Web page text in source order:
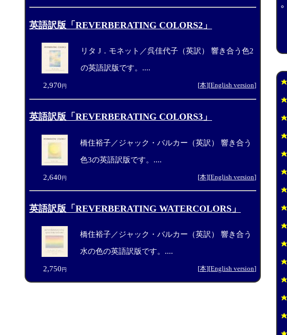
英語訳版「REVERBERATING COLORS2」
2,970円
リタ J．モネット／呉佳代子（英訳） 響き合う色2
の英語訳版です。....
[本][English version]
英語訳版「REVERBERATING COLORS3」
2,640円
橋住裕子／ジャック・バルカー（英訳） 響き合う
色3の英語訳版です。....
[本][English version]
英語訳版「REVERBERATING WATERCOLORS」
2,750円
橋住裕子／ジャック・バルカー（英訳） 響き合う
水の色の英語訳版です。....
[本][English version]